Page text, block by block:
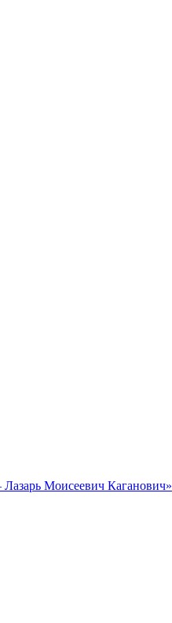
Моисеевич Каганович»